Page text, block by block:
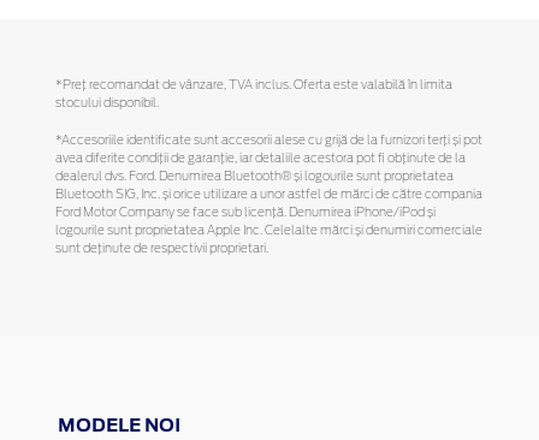
*Preţ recomandat de vânzare, TVA inclus. Oferta este valabilă în limita
stocului disponibil.
*Accesoriile identificate sunt accesorii alese cu grijă de la furnizori terți și pot
avea diferite condiții de garanție, iar detaliile acestora pot fi obținute de la
dealerul dvs. Ford. Denumirea Bluetooth® și logourile sunt proprietatea
Bluetooth SIG, Inc. și orice utilizare a unor astfel de mărci de către compania
Ford Motor Company se face sub licență. Denumirea iPhone/iPod și
logourile sunt proprietatea Apple Inc. Celelalte mărci și denumiri comerciale
sunt deținute de respectivii proprietari.
MODELE NOI